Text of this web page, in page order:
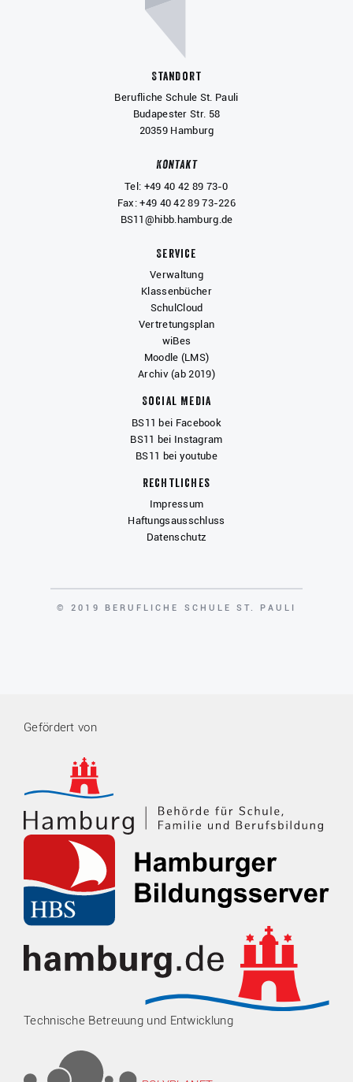
Standort
Berufliche Schule St. Pauli
Budapester Str. 58
20359 Hamburg
Kontakt
Tel: +49 40 42 89 73-0
Fax: +49 40 42 89 73-226
BS11@hibb.hamburg.de
Service
Verwaltung
Klassenbücher
SchulCloud
Vertretungsplan
wiBes
Moodle (LMS)
Archiv (ab 2019)
Social Media
BS11 bei Facebook
BS11 bei Instagram
BS11 bei youtube
Rechtliches
Impressum
Haftungsausschluss
Datenschutz
COPYRIGHT
© 2019 BERUFLICHE SCHULE ST. PAULI
Gefördert von
Technische Betreuung und Entwicklung